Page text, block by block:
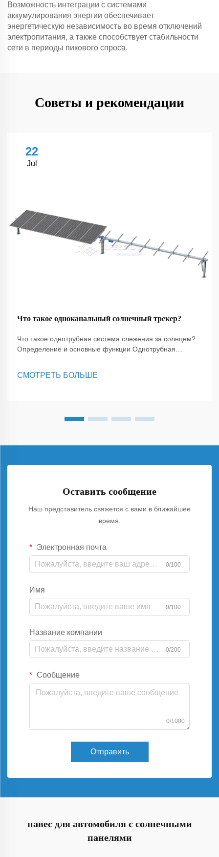
Возможность интеграции с системами
аккумулирования энергии обеспечивает
энергетическую независимость во время отключений
электропитания, а также способствует стабильности
сети в периоды пикового спроса.
Советы и рекомендации
22
Jul
Что такое одноканальный солнечный трекер?
Что такое однотрубная система слежения за солнцем?
Определение и основные функции Однотрубная
эффективности солнечных энергетических систем путем
СМОТРЕТЬ БОЛЬШЕ
Оставить сообщение
Наш представитель свяжется с вами в ближайшее
время.
Электронная почта
0/100
Имя
0/100
Название компании
0/200
Сообщение
0/1000
Отправить
навес для автомобиля с солнечными
панелями